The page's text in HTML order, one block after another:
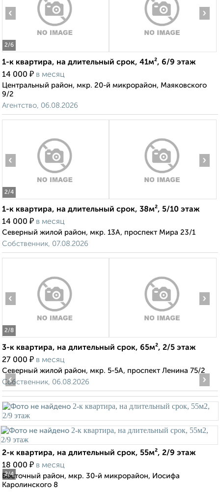
2/6
‹ ›
1-к квартира, на длительный срок, 41м², 6/9 этаж
14 000 ₽ в месяц
Центральный район, мкр. 20-й микрорайон, Маяковского
9/2
Агентство, 06.08.2026
2/4
‹ ›
1-к квартира, на длительный срок, 38м², 5/10 этаж
14 000 ₽ в месяц
Северный жилой район, мкр. 13А, проспект Мира 23/1
Собственник, 07.08.2026
2/8
‹ ›
3-к квартира, на длительный срок, 65м², 2/5 этаж
27 000 ₽ в месяц
Северный жилой район, мкр. 5-5А, проспект Ленина 75/2
Собственник, 06.08.2026
2/4
‹ ›
2-к квартира, на длительный срок, 55м², 2/9 этаж
18 000 ₽ в месяц
Восточный район, мкр. 30-й микрорайон, Иосифа
Каролинского 8